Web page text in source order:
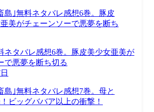
ネタバレ感想6巻。豚皮美少女亜美が
で悪夢を断ち切る